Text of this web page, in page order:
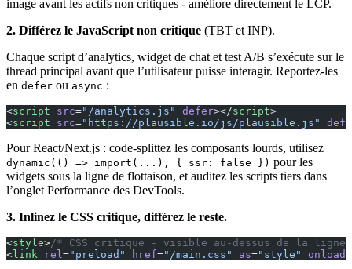
image avant les actifs non critiques - améliore directement le LCP.
2. Différez le JavaScript non critique (TBT et INP).
Chaque script d’analytics, widget de chat et test A/B s’exécute sur le
thread principal avant que l’utilisateur puisse interagir. Reportez-les
en defer ou async :
<script src="/analytics.js" defer></script>
<script src="https://plausible.io/js/plausible.js"
Pour React/Next.js : code-splittez les composants lourds, utilisez
dynamic(() => import(...), { ssr: false }) pour les
widgets sous la ligne de flottaison, et auditez les scripts tiers dans
l’onglet Performance des DevTools.
3. Inlinez le CSS critique, différez le reste.
<style>/* CSS critique - visible au-dessus de la
< link rel="preload" href="/main.css" as="style" onload